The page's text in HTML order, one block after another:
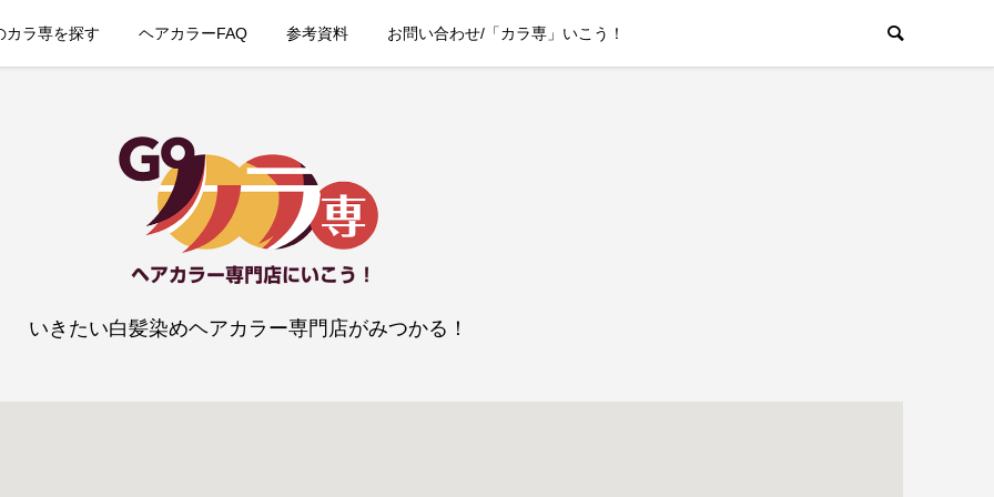
カラ専を探す ヘアカラーFAQ 参考資料 お問い合わせ/「カラ専」いこう！
いきたい白髪染めヘアカラー専門店がみつかる！